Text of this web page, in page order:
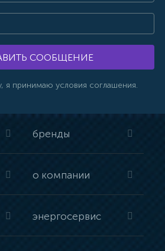
СООБЩЕНИЕ
я принимаю условия соглашения.
бренды
о компании
энергосервис